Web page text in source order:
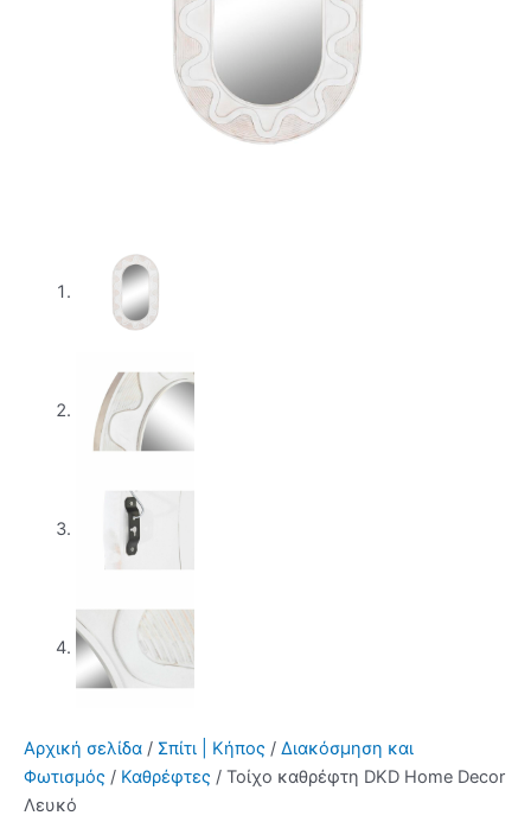
Αρχική σελίδα / Σπίτι | Κήπος / Διακόσμηση και
Φωτισμός / Καθρέφτες / Τοίχο καθρέφτη DKD Home Decor
Λευκό